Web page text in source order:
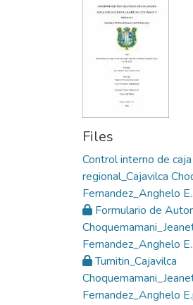
Files
Control interno de
regional_Cajavilca
Fernandez_Anghelo
Formulario de
Fernandez_Anghelo
Turnitin_Cajavilca
Fernandez_Anghelo